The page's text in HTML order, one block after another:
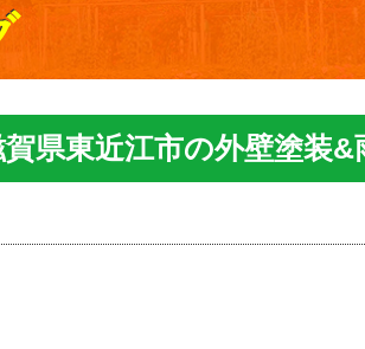
県東近江市の外壁塗装